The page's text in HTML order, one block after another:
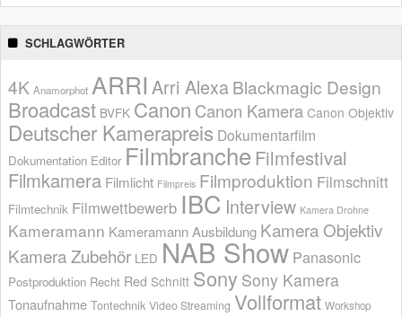
SCHLAGWÖRTER
4K Anamorphot ARRI Arri AlexaBlackmagic Design
Broadcast BVFK Canon Canon Kamera Canon Objektiv
Deutscher Kamerapreis Dokumentarfilm
Dokumentation Editor Filmbranche Filmfestival
Filmkamera Filmlicht Filmpreis Filmproduktion Filmschnitt
Filmtechnik Filmwettbewerb IBC Interview Kamera Drohne
Kameramann Kameramann Ausbildung Kamera Objektiv
Kamera Zubehör LED NAB Show Panasonic
Postproduktion Recht Red Schnitt Sony Sony Kamera
Tonaufnahme Tontechnik Video Streaming Vollformat Workshop